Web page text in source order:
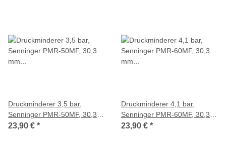
Druckminderer 3,5 bar,
Senninger PMR-50MF, 30,3
mm (G1") IG
23,90 € *
Druckminderer 4,1 bar,
Senninger PMR-60MF, 30,3
mm (G1") IG
23,90 € *